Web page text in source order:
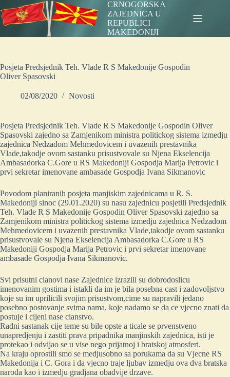
to
content
CRNOGORSKA
ZAJEDNICA U
REPUBLICI
MAKEDONIJI
Posjeta Predsjednik Teh. Vlade R S Makedonije Gospodin
Oliver Spasovski
02/08/2020 Novosti
Posjeta Predsjednik Teh. Vlade R S Makedonije Gospodin Oliver
Spasovski zajedno sa Zamjenikom ministra politickog sistema izmedju
zajednica Nedzadom Mehmedovicem i uvazenih prestavnika
Vlade,takodje ovom sastanku prisustvovale su Njena Ekselencija
Ambasadorka C.Gore u RS Makedoniji Gospodja Marija Petrovic i
prvi sekretar imenovane ambasade Gospodja Ivana Sikmanovic
Povodom planiranih posjeta manjiskim zajednicama u R. S.
Makedoniji sinoc (29.01.2020) su nasu zajednicu posjetili Predsjednik
Teh. Vlade R S Makedonije Gospodin Oliver Spasovski zajedno sa
Zamjenikom ministra politickog sistema izmedju zajednica Nedzadom
Mehmedovicem i uvazenih prestavnika Vlade,takodje ovom sastanku
prisustvovale su Njena Ekselencija Ambasadorka C.Gore u RS
Makedoniji Gospodja Marija Petrovic i prvi sekretar imenovane
ambasade Gospodja Ivana Sikmanovic.
Svi prisutni clanovi nase Zajednice izrazili su dobrodoslicu
imenovanim gostima i istakli da im je bila posebna cast i zadovoljstvo
koje su im uprilicili svojim prisustvom,cime su napravili jedano
posebno postovanje svima nama, koje nadamo se da ce vjecno znati da
postuje i cijeni nase clanstvo.
Radni sastanak cije teme su bile opste a ticale se prvenstveno
unapredjenju i zastiti prava pripadnika manjinskih zajednica, isti je
protekao i odvijao se u vise nego prijatnoj i bratskoj atmosferi.
Na kraju oprostili smo se medjusobno sa porukama da su Vjecne RS
Makedonija i C. Gora i da vjecno traje ljubav izmedju ova dva bratska
naroda kao i izmedju gradjana obadvije drzave.